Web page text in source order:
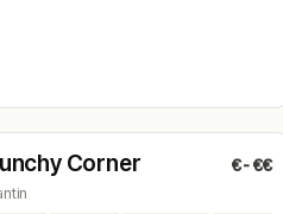
6
(11:30 – 15:30, 18:30 – 04:00)
Corner €-€€